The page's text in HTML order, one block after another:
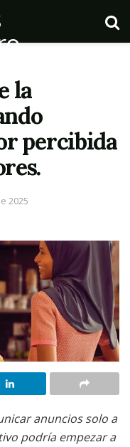
la
percibida
2025
anuncios solo a
podría empezar a